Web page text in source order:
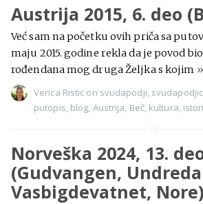
Austrija 2015, 6. deo
Već sam na početku ovih priča sa
maju 2015. godine rekla da je povod
rođendana mog druga Željka s kojim »
Verica Ristic on svudapodji,
putopis, blog, Austrija, Beč, kultura,
Norveška 2024, 13.
(Gudvangen,
Vasbigdevatnet, Nore)